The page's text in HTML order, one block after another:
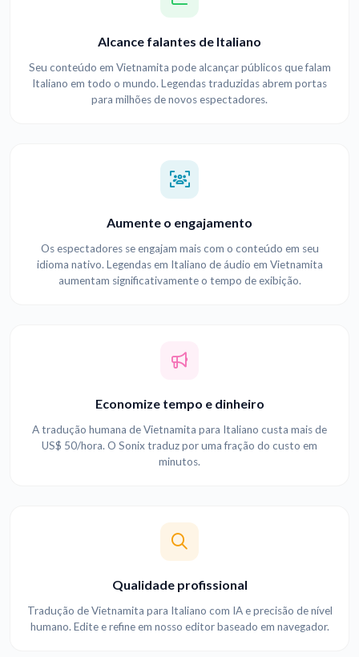
Alcance falantes de Italiano
Seu conteúdo em Vietnamita pode alcançar públicos que falam
Italiano em todo o mundo. Legendas traduzidas abrem portas
para milhões de novos espectadores.
Aumente o engajamento
Os espectadores se engajam mais com o conteúdo em seu
idioma nativo. Legendas em Italiano de áudio em Vietnamita
aumentam significativamente o tempo de exibição.
Economize tempo e dinheiro
A tradução humana de Vietnamita para Italiano custa mais de
US$ 50/hora. O Sonix traduz por uma fração do custo em
minutos.
Qualidade profissional
Tradução de Vietnamita para Italiano com IA e precisão de nível
humano. Edite e refine em nosso editor baseado em navegador.